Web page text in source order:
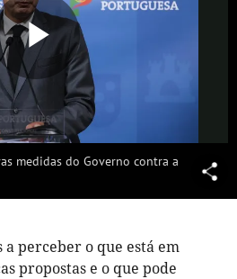
Vídeo
medidas do Governo contra a
perceber o que está em
propostas e o que pode